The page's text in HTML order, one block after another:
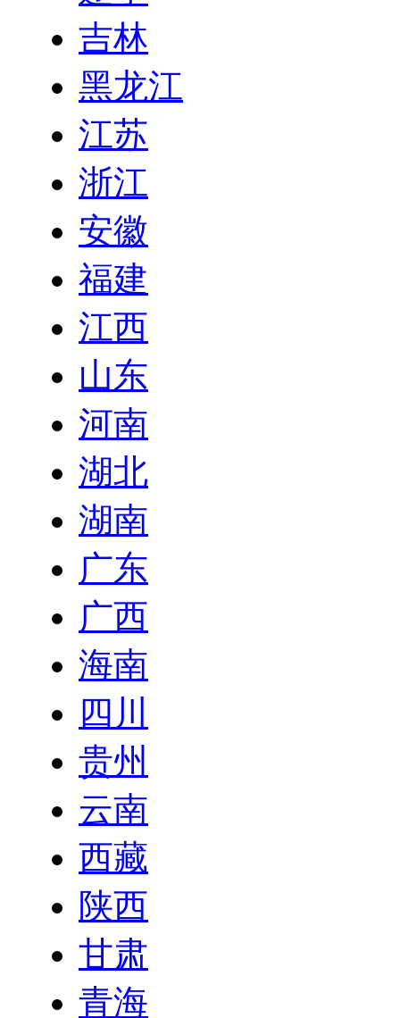
吉林
黑龙江
江苏
浙江
安徽
福建
江西
山东
河南
湖北
湖南
广东
广西
海南
四川
贵州
云南
西藏
陕西
甘肃
青海